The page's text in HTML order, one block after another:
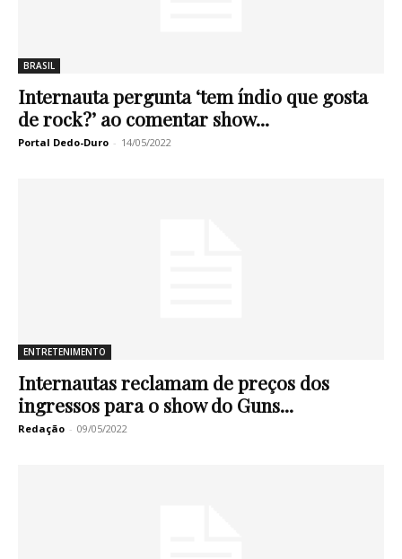
BRASIL
Internauta pergunta ‘tem índio que gosta
de rock?’ ao comentar show...
Portal Dedo-Duro - 14/05/2022
ENTRETENIMENTO
Internautas reclamam de preços dos
ingressos para o show do Guns...
Redação - 09/05/2022